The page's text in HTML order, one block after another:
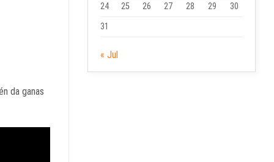
da ganas
24
25 26 27 28 29
30
31
« Jul